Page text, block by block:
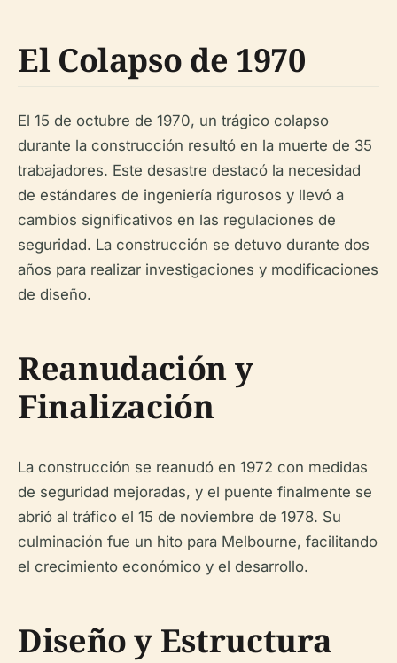
El Colapso de 1970
El 15 de octubre de 1970, un trágico colapso
durante la construcción resultó en la muerte de 35
trabajadores. Este desastre destacó la necesidad
de estándares de ingeniería rigurosos y llevó a
cambios significativos en las regulaciones de
seguridad. La construcción se detuvo durante dos
años para realizar investigaciones y modificaciones
de diseño.
Reanudación y
Finalización
La construcción se reanudó en 1972 con medidas
de seguridad mejoradas, y el puente finalmente se
abrió al tráfico el 15 de noviembre de 1978. Su
culminación fue un hito para Melbourne, facilitando
el crecimiento económico y el desarrollo.
Diseño y Estructura